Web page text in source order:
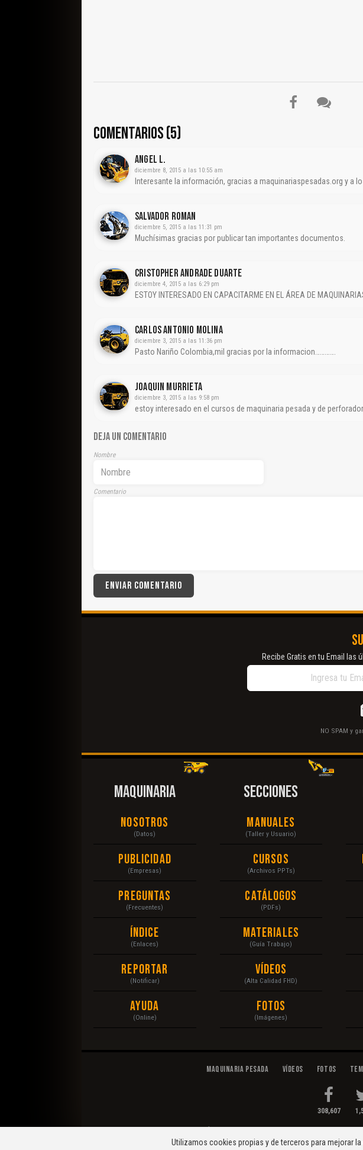
COMENTARIOS (5)
Angel L.
diciembre 8, 2015 a las 10:55 am
Interesante la información, gracias a maquinariaspesadas.org y a
Salvador Roman
diciembre 5, 2015 a las 11:31 pm
Muchísimas gracias por publicar tan importantes documentos.
Cristopher Andrade Duarte
diciembre 4, 2015 a las 6:29 pm
ESTOY INTERESADO EN CAPACITARME EN EL ÁREA DE
CARLOS ANTONIO MOLINA
diciembre 3, 2015 a las 11:36 pm
Pasto Nariño Colombia,mil gracias por la informacion………….
JOAQUIN MURRIETA
diciembre 3, 2015 a las 9:58 pm
estoy interesado en el cursos de maquinaria pesada y de
DEJA UN COMENTARIO
Nombre
Comentario
Recibe Gratis en tu Email las
NO SPAM y
MAQUINARIA
Nosotros
(Datos)
Publicidad
(Empresas)
Preguntas
(Frecuentes)
Índice
(Enlaces)
Reportar
(Notificar)
Ayuda
(Online)
SECCIONES
Manuales
(Taller y Usuario)
Cursos
(Archivos PPTs)
Catálogos
(PDFs)
Materiales
(Guía Trabajo)
Vídeos
(Alta Calidad FHD)
Fotos
(Imágenes)
Maquinaria Pesada Vídeos Fotos
308,607
No carga
Reportar
Utilizamos cookies propias y de terceros para mejorar